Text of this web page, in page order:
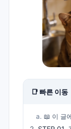
📑 빠른 이동
📖 이 글